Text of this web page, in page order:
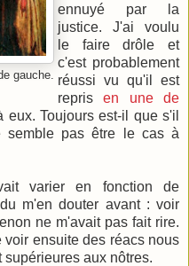
gauche.
ennuyé par la
justice. J'ai voulu
le faire drôle et
c'est probablement
réussi vu qu'il est
reprisen une de
Toujours est-il que s'il
semble pas être le cas à
varier en fonction de
m'en douter avant : voir
ne m'avait pas fait rire.
ensuite des réacs nous
aux nôtres.